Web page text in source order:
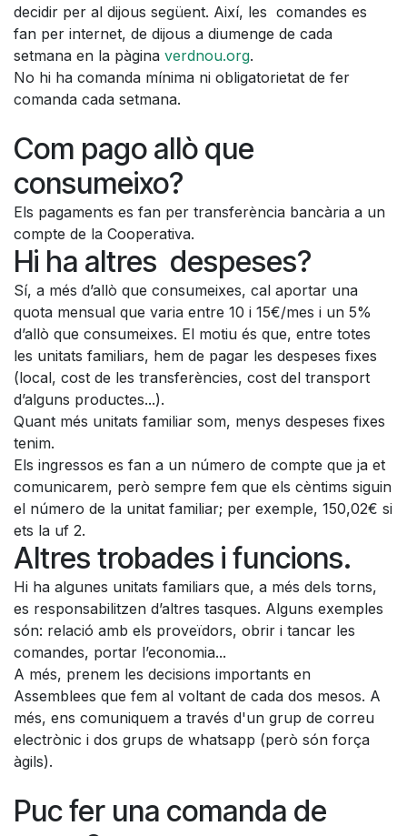
decidir per al dijous següent. Així, les comandes es
fan per internet, de dijous a diumenge de cada
setmana en la pàgina verdnou.org.
No hi ha comanda mínima ni obligatorietat de fer
comanda cada setmana.
Com pago allò que
consumeixo?
Els pagaments es fan per transferència bancària a un
compte de la Cooperativa.
Hi ha altres despeses?
Sí, a més d’allò que consumeixes, cal aportar una
quota mensual que varia entre 10 i 15€/mes i un 5%
d’allò que consumeixes. El motiu és que, entre totes
les unitats familiars, hem de pagar les despeses fixes
(local, cost de les transferències, cost del transport
d’alguns productes...).
Quant més unitats familiar som, menys despeses fixes
tenim.
Els ingressos es fan a un número de compte que ja et
comunicarem, però sempre fem que els cèntims siguin
el número de la unitat familiar; per exemple, 150,02€ si
ets la uf 2.
Altres trobades i funcions.
Hi ha algunes unitats familiars que, a més dels torns,
es responsabilitzen d’altres tasques. Alguns exemples
són: relació amb els proveïdors, obrir i tancar les
comandes, portar l’economia...
A més, prenem les decisions importants en
Assemblees que fem al voltant de cada dos mesos. A
més, ens comuniquem a través d'un grup de correu
electrònic i dos grups de whatsapp (però són força
àgils).
Puc fer una comanda de